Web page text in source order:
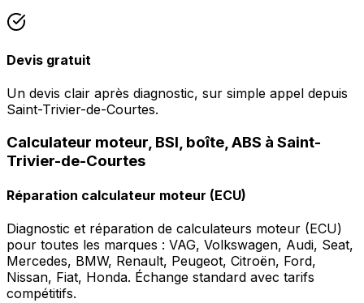
Devis gratuit
Un devis clair après diagnostic, sur simple appel depuis
Saint-Trivier-de-Courtes.
Calculateur moteur, BSI, boîte, ABS à Saint-
Trivier-de-Courtes
Réparation calculateur moteur (ECU)
Diagnostic et réparation de calculateurs moteur (ECU)
pour toutes les marques : VAG, Volkswagen, Audi, Seat,
Mercedes, BMW, Renault, Peugeot, Citroën, Ford,
Nissan, Fiat, Honda. Échange standard avec tarifs
compétitifs.